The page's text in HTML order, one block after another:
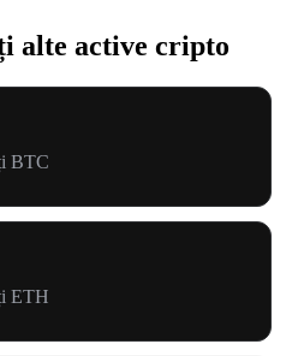
alte active cripto
BTC
ETH